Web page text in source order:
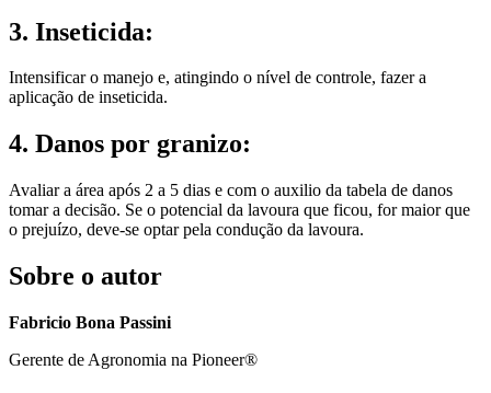
3. Inseticida:
Intensificar o manejo e, atingindo o nível de controle, fazer a
aplicação de inseticida.
4. Danos por granizo:
Avaliar a área após 2 a 5 dias e com o auxilio da tabela de danos
tomar a decisão. Se o potencial da lavoura que ficou, for maior que
o prejuízo, deve-se optar pela condução da lavoura.
Sobre o autor
Fabricio Bona Passini
Gerente de Agronomia na Pioneer®